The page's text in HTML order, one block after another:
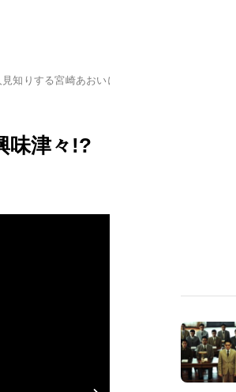
知りする宮崎あおいに興味津々!?
味津々!?